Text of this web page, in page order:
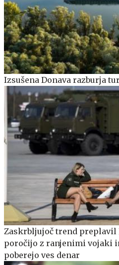
Izsušena Donava razburja
Zaskrbljujoč trend preplavil
poročijo z ranjenimi vojaki
poberejo ves denar